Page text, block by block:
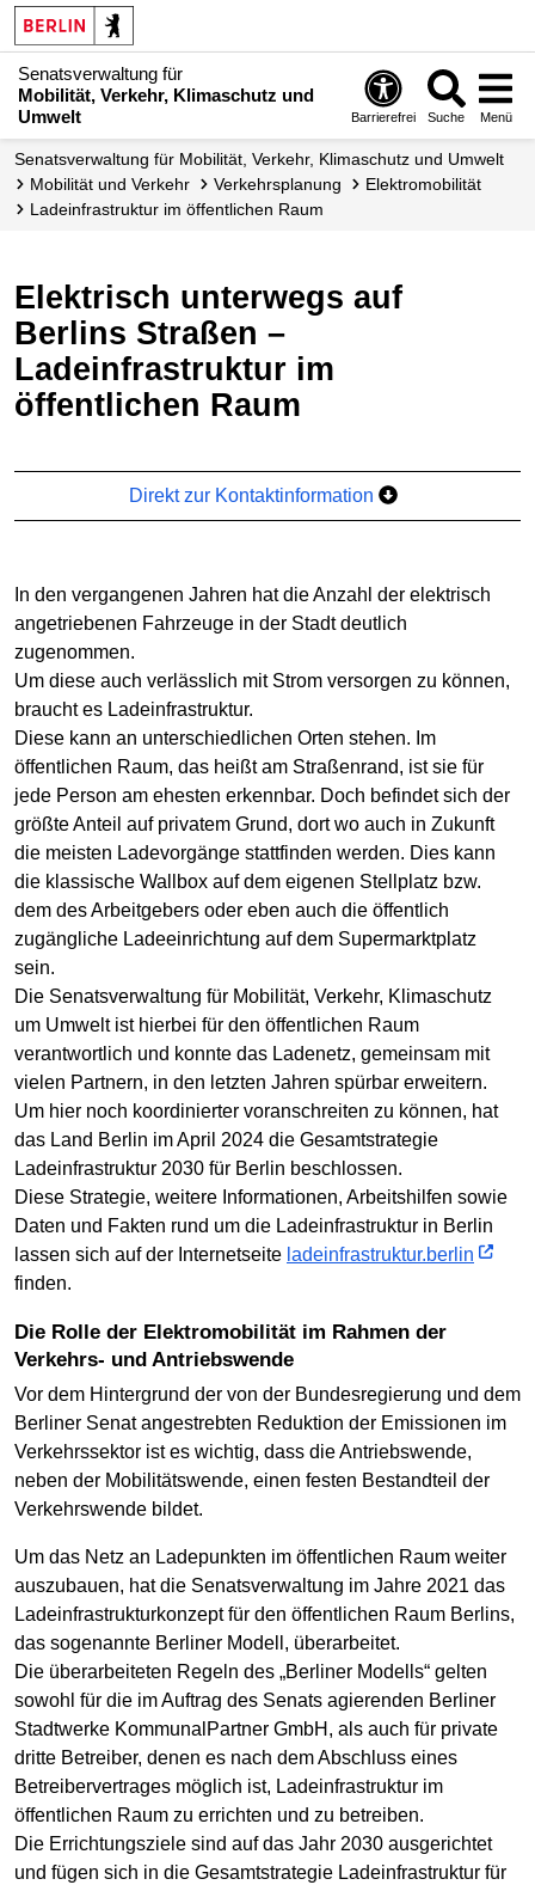
Senatsverwaltung für
Mobilität, Verkehr, Klimaschutz und
Umwelt
Barrierefrei Suche Menü
Senatsverwaltung für Mobilität, Verkehr, Klimaschutz und Umwelt
Mobilität und Verkehr
Verkehrsplanung
Elektromobilität
Ladeinfrastruktur im öffentlichen Raum
Elektrisch unterwegs auf
Berlins Straßen –
Ladeinfrastruktur im
öffentlichen Raum
Direkt zur Kontaktinformation
In den vergangenen Jahren hat die Anzahl der elektrisch
angetriebenen Fahrzeuge in der Stadt deutlich
zugenommen.
Um diese auch verlässlich mit Strom versorgen zu können,
braucht es Ladeinfrastruktur.
Diese kann an unterschiedlichen Orten stehen. Im
öffentlichen Raum, das heißt am Straßenrand, ist sie für
jede Person am ehesten erkennbar. Doch befindet sich der
größte Anteil auf privatem Grund, dort wo auch in Zukunft
die meisten Ladevorgänge stattfinden werden. Dies kann
die klassische Wallbox auf dem eigenen Stellplatz bzw.
dem des Arbeitgebers oder eben auch die öffentlich
zugängliche Ladeeinrichtung auf dem Supermarktplatz
sein.
Die Senatsverwaltung für Mobilität, Verkehr, Klimaschutz
um Umwelt ist hierbei für den öffentlichen Raum
verantwortlich und konnte das Ladenetz, gemeinsam mit
vielen Partnern, in den letzten Jahren spürbar erweitern.
Um hier noch koordinierter voranschreiten zu können, hat
das Land Berlin im April 2024 die Gesamtstrategie
Ladeinfrastruktur 2030 für Berlin beschlossen.
Diese Strategie, weitere Informationen, Arbeitshilfen sowie
Daten und Fakten rund um die Ladeinfrastruktur in Berlin
lassen sich auf der Internetseite ladeinfrastruktur.berlin
finden.
Die Rolle der Elektromobilität im Rahmen der
Verkehrs- und Antriebswende
Vor dem Hintergrund der von der Bundesregierung und dem
Berliner Senat angestrebten Reduktion der Emissionen im
Verkehrssektor ist es wichtig, dass die Antriebswende,
neben der Mobilitätswende, einen festen Bestandteil der
Verkehrswende bildet.
Um das Netz an Ladepunkten im öffentlichen Raum weiter
auszubauen, hat die Senatsverwaltung im Jahre 2021 das
Ladeinfrastrukturkonzept für den öffentlichen Raum Berlins,
das sogenannte Berliner Modell, überarbeitet.
Die überarbeiteten Regeln des „Berliner Modells“ gelten
sowohl für die im Auftrag des Senats agierenden Berliner
Stadtwerke KommunalPartner GmbH, als auch für private
dritte Betreiber, denen es nach dem Abschluss eines
Betreibervertrages möglich ist, Ladeinfrastruktur im
öffentlichen Raum zu errichten und zu betreiben.
Die Errichtungsziele sind auf das Jahr 2030 ausgerichtet
und fügen sich in die Gesamtstrategie Ladeinfrastruktur für